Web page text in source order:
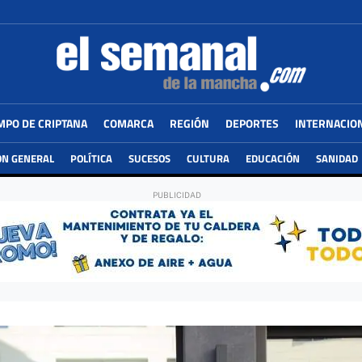
DE CRIPTANA COMARCA REGIÓN DEPORTES
GENERAL POLÍTICA SUCESOS CULTURA EDUCACIÓN SANIDAD